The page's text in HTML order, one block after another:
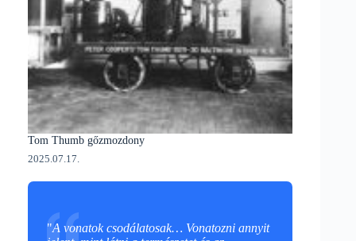
Tom Thumb gőzmozdony
2025.07.17.
"A vonatok csodálatosak… Vonatozni annyit